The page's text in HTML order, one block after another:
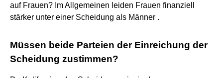
auf Frauen? Im Allgemeinen leiden Frauen finanziell
stärker unter einer Scheidung als Männer .
Müssen beide Parteien der Einreichung der
Scheidung zustimmen?